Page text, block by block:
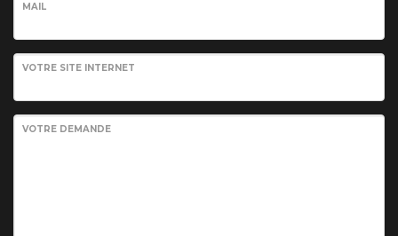
MAIL
VOTRE SITE INTERNET
VOTRE DEMANDE